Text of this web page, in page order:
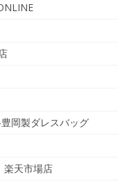
岡製ダレスバッグ
楽天市場店